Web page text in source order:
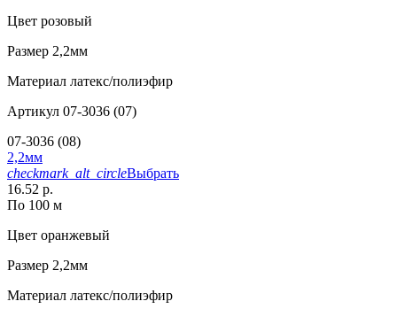
Цвет розовый
Размер 2,2мм
Материал латекс/полиэфир
Артикул 07-3036 (07)
07-3036 (08)
2,2мм
checkmark_alt_circleВыбрать
16.52 р.
По 100 м
Цвет оранжевый
Размер 2,2мм
Материал латекс/полиэфир